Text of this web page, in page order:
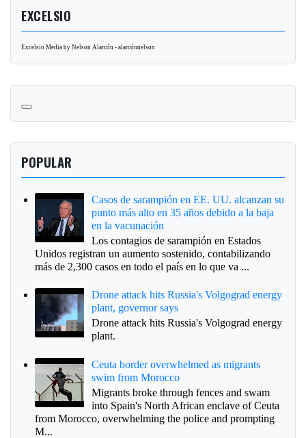
EXCELSIO
Excelsio Media by Nelson Alarcón - alarcónnelson
POPULAR
Casos de sarampión en EE. UU. alcanzan su
punto más alto en 35 años debido a la baja
en la vacunación
Los contagios de sarampión en Estados
Unidos registran un aumento sostenido, contabilizando
más de 2,300 casos en todo el país en lo que va ...
Drone attack hits Russia's Volgograd energy
plant, governor says
Drone attack hits Russia's Volgograd energy
plant.
Ceuta border overwhelmed as migrants
swim from Morocco
Migrants broke through fences and swam
into Spain's North African enclave of Ceuta
from Morocco, overwhelming the police and prompting
M...